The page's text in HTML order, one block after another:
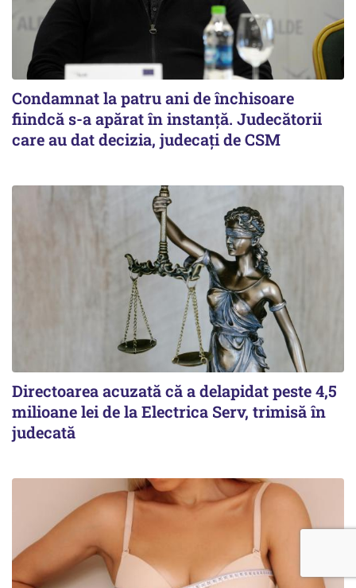
Condamnat la patru ani de închisoare
fiindcă s-a apărat în instanță. Judecătorii
care au dat decizia, judecați de CSM
Directoarea acuzată că a delapidat peste 4,5
milioane lei de la Electrica Serv, trimisă în
judecată